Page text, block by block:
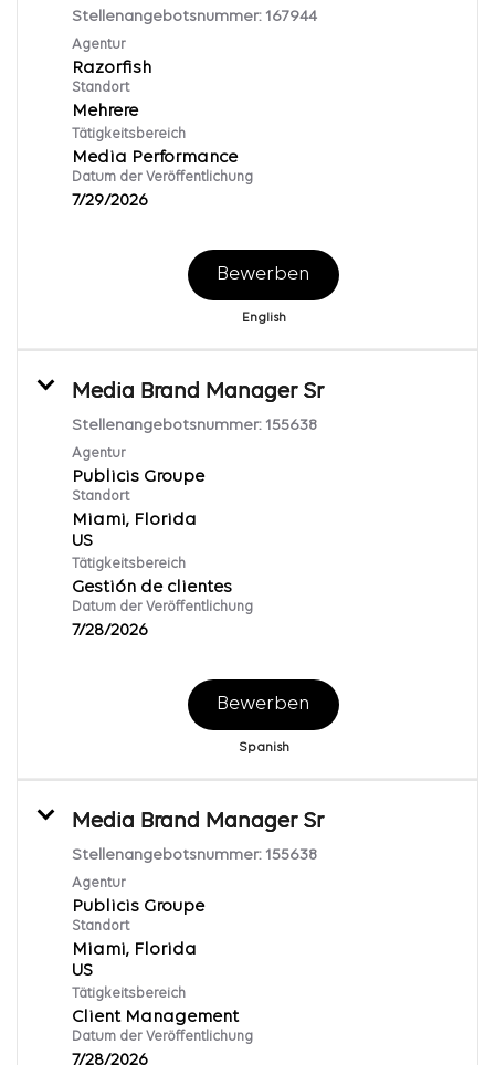
Stellenangebotsnummer: 167944
Agentur
Razorfish
Standort
Mehrere
Tätigkeitsbereich
Media Performance
Datum der Veröffentlichung
7/29/2026
Bewerben
English
Media Brand Manager Sr
Stellenangebotsnummer: 155638
Agentur
Publicis Groupe
Standort
Miami, Florida
Tätigkeitsbereich
Gestión de clientes
Datum der Veröffentlichung
7/28/2026
Bewerben
Spanish
Media Brand Manager Sr
Stellenangebotsnummer: 155638
Agentur
Publicis Groupe
Standort
Miami, Florida
Tätigkeitsbereich
Client Management
Datum der Veröffentlichung
7/28/2026